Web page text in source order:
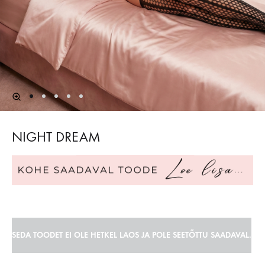
NIGHT DREAM
SEDA TOODET EI OLE HETKEL LAOS JA POLE SEETÕTTU SAADAVAL.